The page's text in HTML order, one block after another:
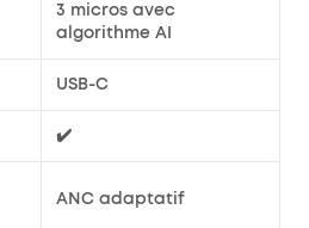
3 micros avec
algorithme AI
USB-C
✔️
ANC adaptatif